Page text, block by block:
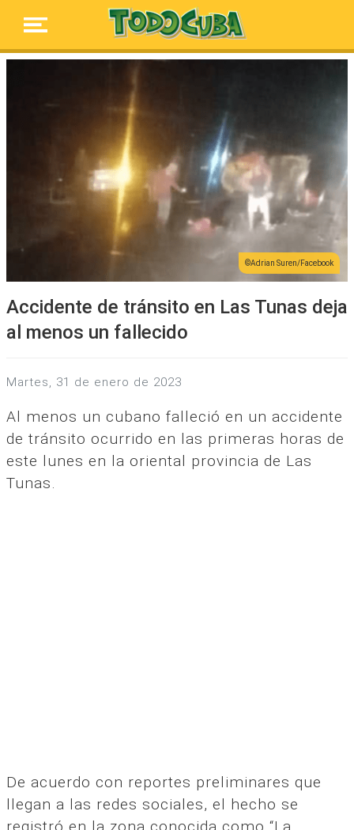
Adrian Suren/Facebook
Accidente de tránsito en Las Tunas deja
al menos un fallecido
martes, 31 de enero de 2023
Al menos un cubano falleció en un accidente
de tránsito ocurrido en las primeras horas de
este lunes en la oriental provincia de Las
Tunas.
De acuerdo con reportes preliminares que
llegan a las redes sociales, el hecho se
registró en la zona conocida como “La